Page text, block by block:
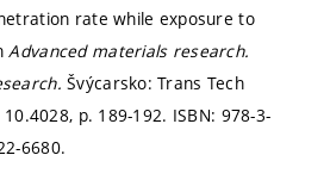
rate while exposure to
Advanced materials research.
Švýcarsko: Trans Tech
p. 189-192. ISBN: 978-3-
6680.